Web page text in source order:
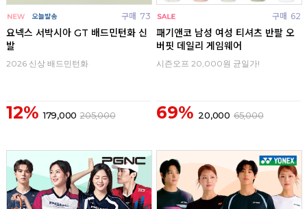
구매 73
요넥스 서박시아 GT 배드민턴화 신
발
2026 신상 배드민턴화
12% 179,000 205,000
구매 62
패기앤코 남성 여성 티셔츠 반팔 오
버핏 데일리 게임웨어
시즌오프 20,000원 균일가!
69% 20,000 65,000